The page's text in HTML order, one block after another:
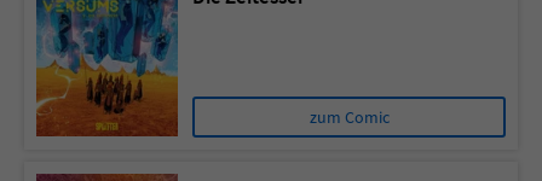
zum Comic